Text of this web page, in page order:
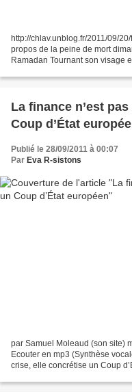
http://chlav.unblog.fr/2011/09/
propos de la peine de mort
Ramadan Tournant son visage
La finance n’est
Coup d’État
Publié le 28/09/2011 à 00:07
Par Eva R-sistons
par Samuel Moleaud (son site)
Ecouter en mp3 (Synthèse
crise, elle concrétise un Coup